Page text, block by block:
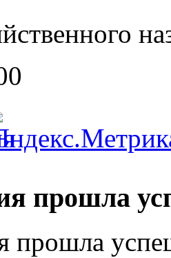
прошла
прошла